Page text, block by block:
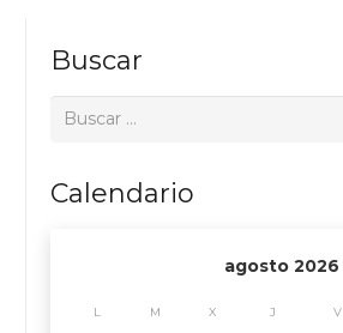
Buscar
Buscar:
Calendario
agosto 2026
L M X J V